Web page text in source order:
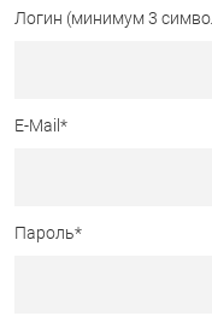
Логин (минимум 3
E-Mail *
Пароль*